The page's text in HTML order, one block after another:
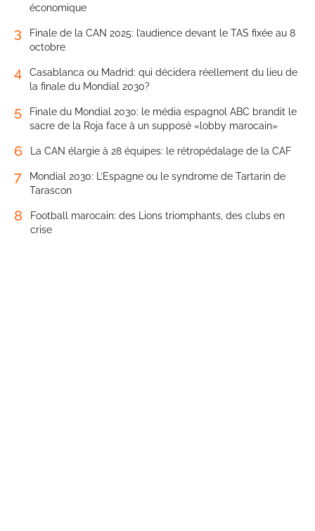
économique
3
Finale de la CAN 2025: l’audience devant le TAS fixée au 8
octobre
4
Casablanca ou Madrid: qui décidera réellement du lieu de
la finale du Mondial 2030?
5
Finale du Mondial 2030: le média espagnol ABC brandit le
sacre de la Roja face à un supposé «lobby marocain»
6 La CAN élargie à 28 équipes: le rétropédalage de la CAF
7
Mondial 2030: L’Espagne ou le syndrome de Tartarin de
Tarascon
8
Football marocain: des Lions triomphants, des clubs en
crise